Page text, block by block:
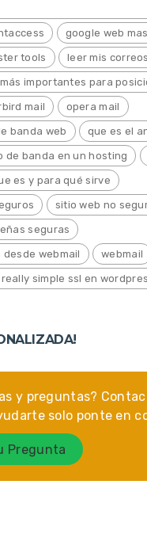
google web
tools leer mis
importantes para
mail opera mail
banda web que es el
de banda en un hosting
es y para qué sirve
sitio web no
seguras
webmail webmail
simple ssl en
y preguntas?
solo ponte en
Pregunta